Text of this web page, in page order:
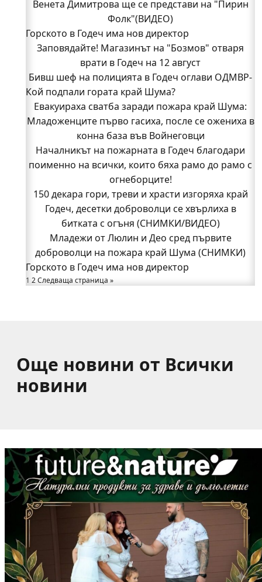
Венета Димитрова ще се представи на "Пирин
Фолк"(ВИДЕО)
Горското в Годеч има нов директор
Заповядайте! Магазинът на "Бозмов" отваря
врати в Годеч на 12 август
Бивш шеф на полицията в Годеч оглави ОДМВР-
Видин
Кой подпали гората край Шума?
Младежи от Люлин и Део сред първите
доброволци на пожара край Шума (СНИМКИ)
Началникът на пожарната в Годеч благодари
поименно на всички, които бяха рамо до рамо с
огнеборците!
150 декара гори, треви и храсти изгоряха край
Годеч, десетки доброволци се хвърлиха в
битката с огъня (СНИМКИ/ВИДЕО)
Полицията влиза в селата
Възможни са прекъсвания на тока утре в части
от община Годеч
Какво накара Яна и Станимир да изберат Годеч
Кой подпали гората край Шума?
Евакуираха сватба заради пожара край Шума:
Младоженците първо гасиха, после се ожениха в
конна база във Войнеговци
Началникът на пожарната в Годеч благодари
поименно на всички, които бяха рамо до рамо с
огнеборците!
150 декара гори, треви и храсти изгоряха край
Годеч, десетки доброволци се хвърлиха в
битката с огъня (СНИМКИ/ВИДЕО)
Младежи от Люлин и Део сред първите
доброволци на пожара край Шума (СНИМКИ)
Горското в Годеч има нов директор
1 2Следваща страница »
Още новини от Всички
новини